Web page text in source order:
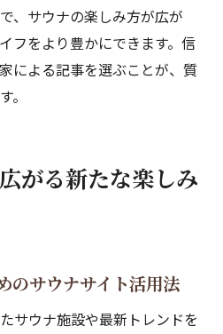
、サウナの楽しみ方が広が
フをより豊かにできます。信
による記事を選ぶことが、質
。
がる新たな楽しみ
のサウナサイト活用法
サウナ施設や最新トレンドを